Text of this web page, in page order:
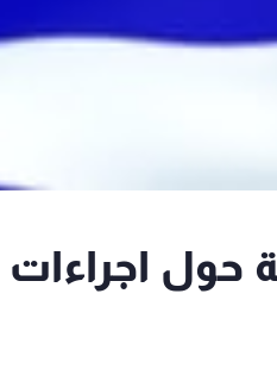
حول اجراءات